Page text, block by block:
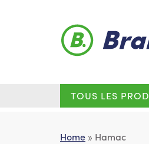
TOUS LES
Home » Hamac